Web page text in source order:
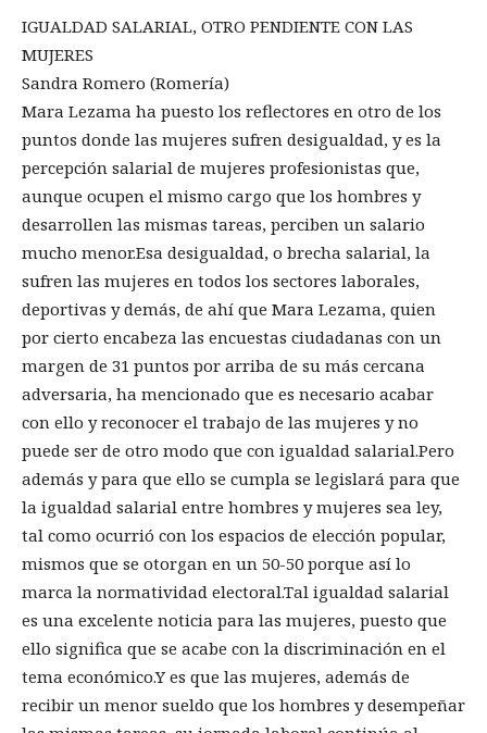
IGUALDAD SALARIAL, OTRO PENDIENTE CON LAS
MUJERES
Sandra Romero (Romería)
Mara Lezama ha puesto los reflectores en otro de los
puntos donde las mujeres sufren desigualdad, y es la
percepción salarial de mujeres profesionistas que,
aunque ocupen el mismo cargo que los hombres y
desarrollen las mismas tareas, perciben un salario
mucho menor.Esa desigualdad, o brecha salarial, la
sufren las mujeres en todos los sectores laborales,
deportivas y demás, de ahí que Mara Lezama, quien
por cierto encabeza las encuestas ciudadanas con un
margen de 31 puntos por arriba de su más cercana
adversaria, ha mencionado que es necesario acabar
con ello y reconocer el trabajo de las mujeres y no
puede ser de otro modo que con igualdad salarial.Pero
además y para que ello se cumpla se legislará para que
la igualdad salarial entre hombres y mujeres sea ley,
tal como ocurrió con los espacios de elección popular,
mismos que se otorgan en un 50-50 porque así lo
marca la normatividad electoral.Tal igualdad salarial
es una excelente noticia para las mujeres, puesto que
ello significa que se acabe con la discriminación en el
tema económico.Y es que las mujeres, además de
recibir un menor sueldo que los hombres y desempeñar